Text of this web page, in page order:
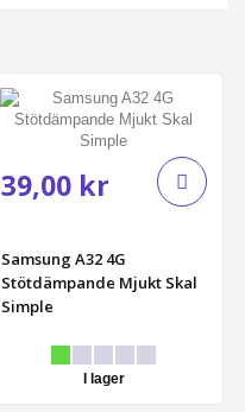
39,00 kr
Samsung A32 4G
Stötdämpande Mjukt Skal
Simple
I lager